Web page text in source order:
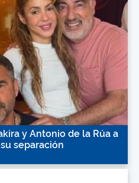
y Antonio de la Rúa a
separación